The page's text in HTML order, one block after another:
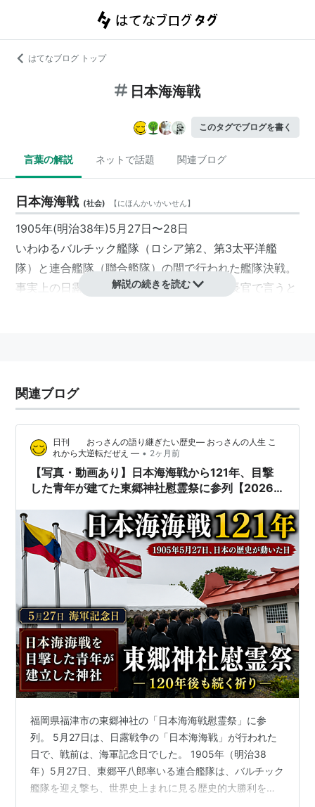
はてなブログ トップ
日本海海戦
このタグでブログを書く
言葉の解説 ネットで話題 関連ブログ
日本海海戦 (社会) 【にほんかいかいせん】
1905年(明治38年)5月27日〜28日
いわゆるバルチック艦隊 （ロシア第2、第3太平洋艦
隊）と連合艦隊（聯合艦隊）の間で行われた艦隊決戦。
事実上の日露戦争の決定戦。両艦隊の司令長官で言うと
艦3）、捕獲・抑留7隻（うち戦艦2）。戦死4545名、
捕虜6106名（艦隊司令部20名を含む）。
死116名。
世界戦史上まれにみるパーフェクトゲームであり、日露
戦争はこれを梃子としてセオドア・ルーズベルトが仲介
したポーツマス条約による講和・終戦へと向かうことに
なる。
英語ではBattle Of Tsushima（対馬の戦い）と称され
る。
2005年は日本海海戦100周年であり、記念式典などが予
定されている。
日本海海戦100周年記念事業「100z」
公式サイトhttp://www.100z.jp/index.html
解説の続きを読む
関連ブログ
日刊 おっさんの語り継ぎたい歴史― おっさんの人生 こ
れから大逆転だぜえ ― • 2ヶ月前
【写真・動画あり】日本海海戦から121年、目撃
した青年が建てた東郷神社慰霊祭に参列【2026
福岡県福津市の東郷神社の「日本海海戦慰霊祭」に参
列。 5月27日は、日露戦争の「日本海海戦」が行われた
日で、戦前は、海軍記念日でした。 1905年（明治38
年）5月27日、東郷平八郎率いる連合艦隊は、バルチック
艦隊を迎え撃ち、世界史上まれに見る歴史的大勝利を収